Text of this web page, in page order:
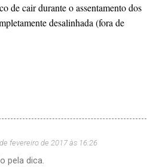
de cair durante o assentamento dos
desalinhada (fora de
fevereiro de 2017 às 16:26
pela dica.